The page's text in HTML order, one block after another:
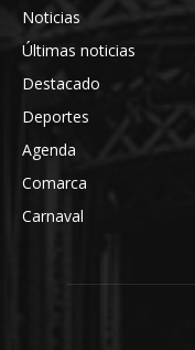
Noticias
Últimas noticias
Destacado
Deportes
Agenda
Comarca
Carnaval